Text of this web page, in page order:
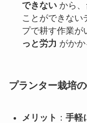
できないから、
ことができない
プで耕す作業が
っと労力 がかか
プランター栽培
メリット ： 手軽